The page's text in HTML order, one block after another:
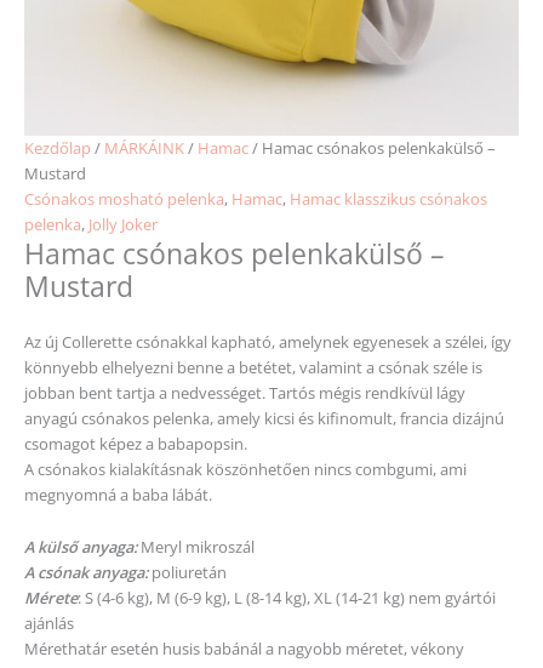
Kezdőlap / MÁRKÁINK/ Hamac/ Hamac csónakos pelenkakülső –
Mustard
Csónakos mosható pelenka, Hamac, Hamac klasszikus csónakos
pelenka, Jolly Joker
Hamac csónakos pelenkakülső –
Mustard
Az új Collerette csónakkal kapható, amelynek egyenesek a szélei, így
könnyebb elhelyezni benne a betétet, valamint a csónak széle is
jobban bent tartja a nedvességet.Tartós mégis rendkívül lágy
anyagú csónakos pelenka, amely kicsi és kifinomult, francia dizájnú
csomagot képez a babapopsin.
A csónakos kialakításnak köszönhetően nincs combgumi, ami
megnyomná a baba lábát.
A külső anyaga:Meryl mikroszál
A csónak anyaga:poliuretán
Mérete: S (4-6 kg), M (6-9 kg), L (8-14 kg), XL (14-21 kg) nem gyártói
ajánlás
Mérethatár esetén husis babánál a nagyobb méretet, vékony